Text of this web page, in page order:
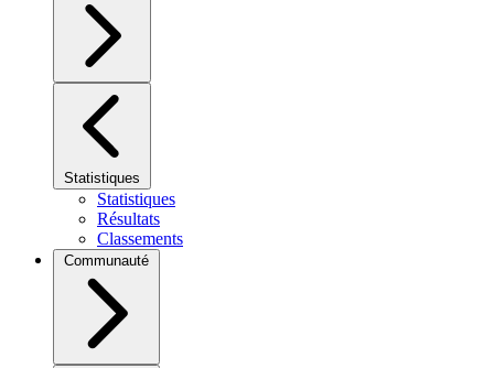
Statistiques
Statistiques
Résultats
Classements
Communauté